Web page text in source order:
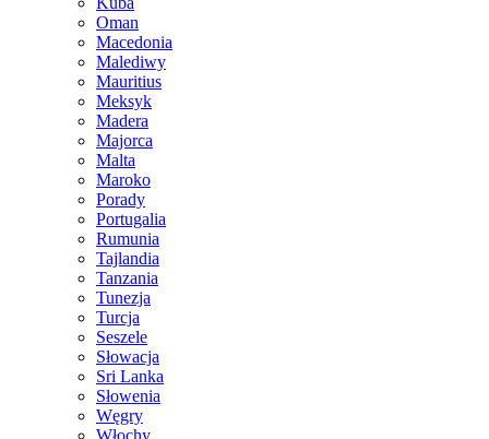
Oman
Macedonia
Malediwy
Mauritius
Meksyk
Madera
Majorca
Malta
Maroko
Porady
Portugalia
Rumunia
Tajlandia
Tanzania
Tunezja
Turcja
Seszele
Słowacja
Sri Lanka
Słowenia
Węgry